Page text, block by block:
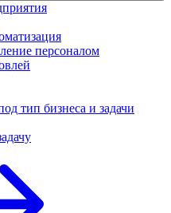
персоналом
тип бизнеса и задачи